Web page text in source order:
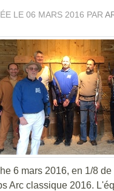
LE 06 MARS 2016 PAR
6 mars 2016, en 1/8
Arc classique 2016.